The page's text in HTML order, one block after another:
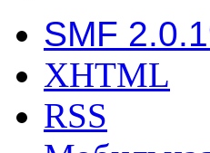
SMF
XHTML
RSS